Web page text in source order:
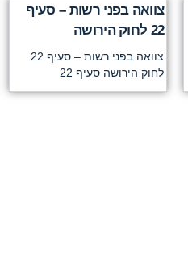
צוואה בפני רשות – סעיף
22 לחוק הירושה
צוואה בפני רשות – סעיף 22
לחוק הירושה סעיף 22